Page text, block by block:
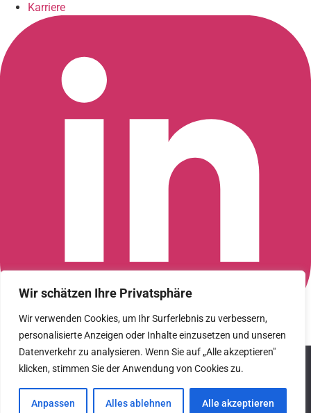
Wir schätzen Ihre Privatsphäre
Wir verwenden Cookies, um Ihr Surferlebnis zu verbessern,
personalisierte Anzeigen oder Inhalte einzusetzen und unseren
Datenverkehr zu analysieren. Wenn Sie auf „Alle akzeptieren"
klicken, stimmen Sie der Anwendung von Cookies zu.
Anpassen Alles ablehnen Alle akzeptieren
Karriere
Connect with us on LinkedIn
© 2026 CFGI. All rights reserved. A Portfolio Company of
Carlyle & CVC.
Hinweisgebersystem
We use cookies to ensure that we give you the best
experience on our website. If you continue to use this site we
will assume that you are happy with it.